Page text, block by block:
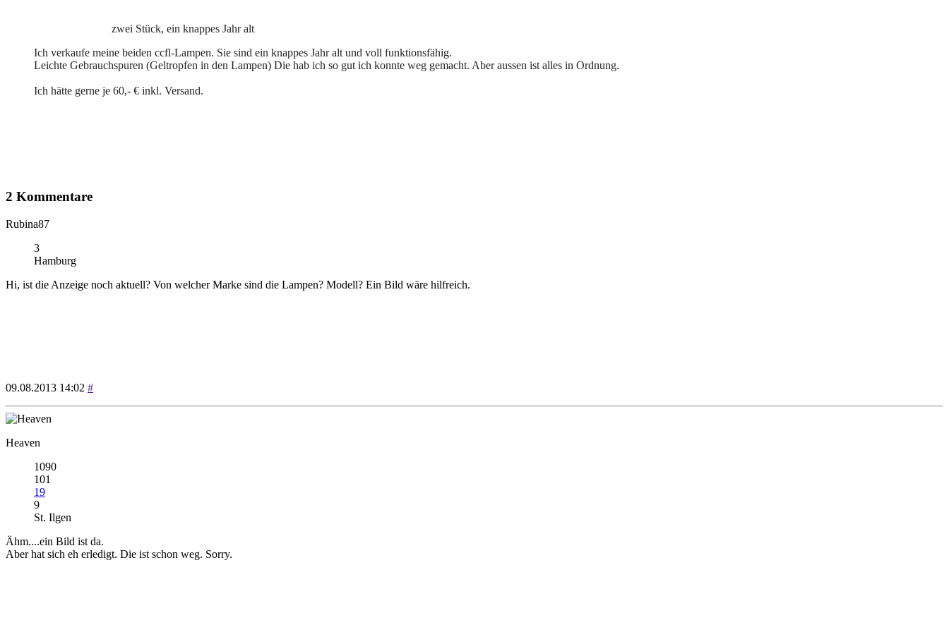
zwei Stück, ein knappes Jahr alt
Ich verkaufe meine beiden ccfl-Lampen. Sie sind ein knappes Jahr alt und voll funktionsfähig.
Leichte Gebrauchspuren (Geltropfen in den Lampen) Die hab ich so gut ich konnte weg gemacht. Aber aussen ist alles in Ordnung.
Ich hätte gerne je 60,- € inkl. Versand.
2 Kommentare
Rubina87
3
Hamburg
Hi, ist die Anzeige noch aktuell? Von welcher Marke sind die Lampen? Modell? Ein Bild wäre hilfreich.
09.08.2013 14:02 #
Heaven
1090
101
19
9
St. Ilgen
Ähm....ein Bild ist da.
Aber hat sich eh erledigt. Die ist schon weg. Sorry.